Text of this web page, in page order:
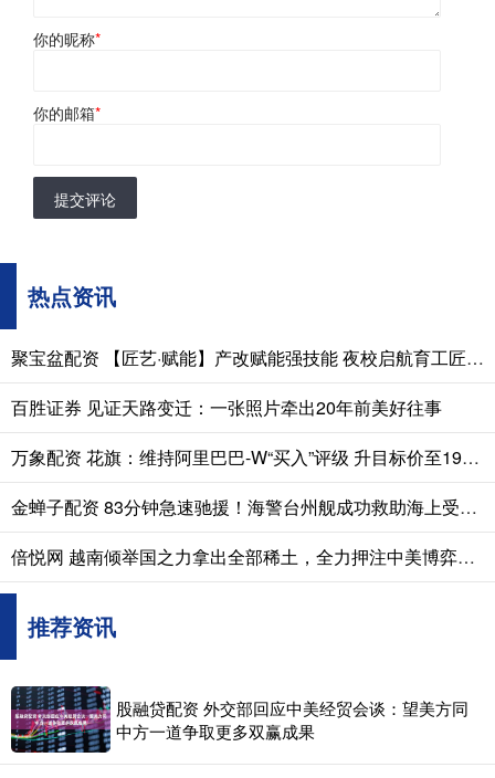
你的昵称*
你的邮箱*
提交评论
热点资讯
聚宝盆配资 【匠艺·赋能】产改赋能强技能 夜校启航育工匠 —— 石首市企业 “职工夜校” 开班
百胜证券 见证天路变迁：一张照片牵出20年前美好往事
万象配资 花旗：维持阿里巴巴-W“买入”评级 升目标价至199港元
金蝉子配资 83分钟急速驰援！海警台州舰成功救助海上受伤渔民
倍悦网 越南倾举国之力拿出全部稀土，全力押注中美博弈，想做渔翁！
推荐资讯
股融贷配资 外交部回应中美经贸会谈：望美方同
中方一道争取更多双赢成果